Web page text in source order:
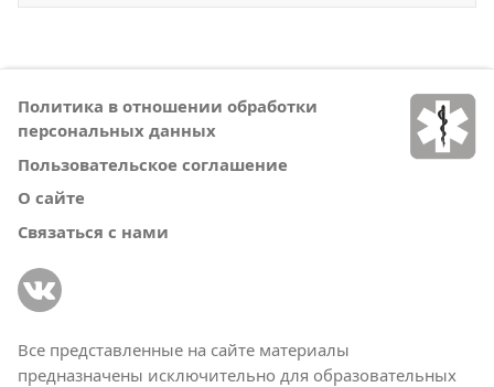
Политика в отношении обработки
персональных данных
Пользовательское соглашение
О сайте
Связаться с нами
Все представленные на сайте материалы
предназначены исключительно для образовательных